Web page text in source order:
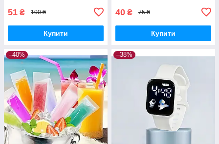
51 ₴ 100 ₴
Купити
40 ₴ 75 ₴
Купити
–40% –38%